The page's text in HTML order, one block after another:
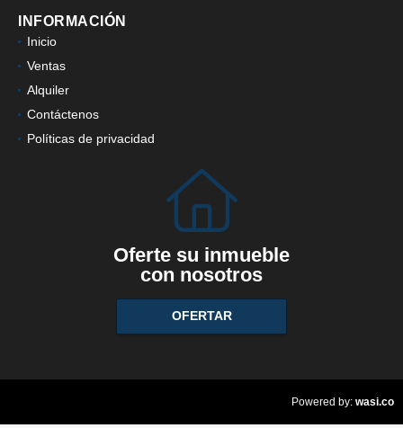
INFORMACIÓN
Inicio
Ventas
Alquiler
Contáctenos
Políticas de privacidad
Oferte su inmueble
con nosotros
OFERTAR
Powered by: wasi.co